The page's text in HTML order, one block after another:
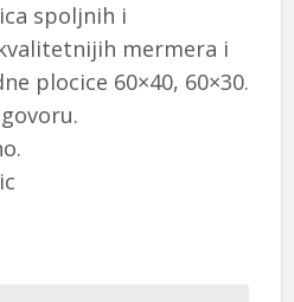
spoljnih i
mermera i
plocice 60×40, 60×30.